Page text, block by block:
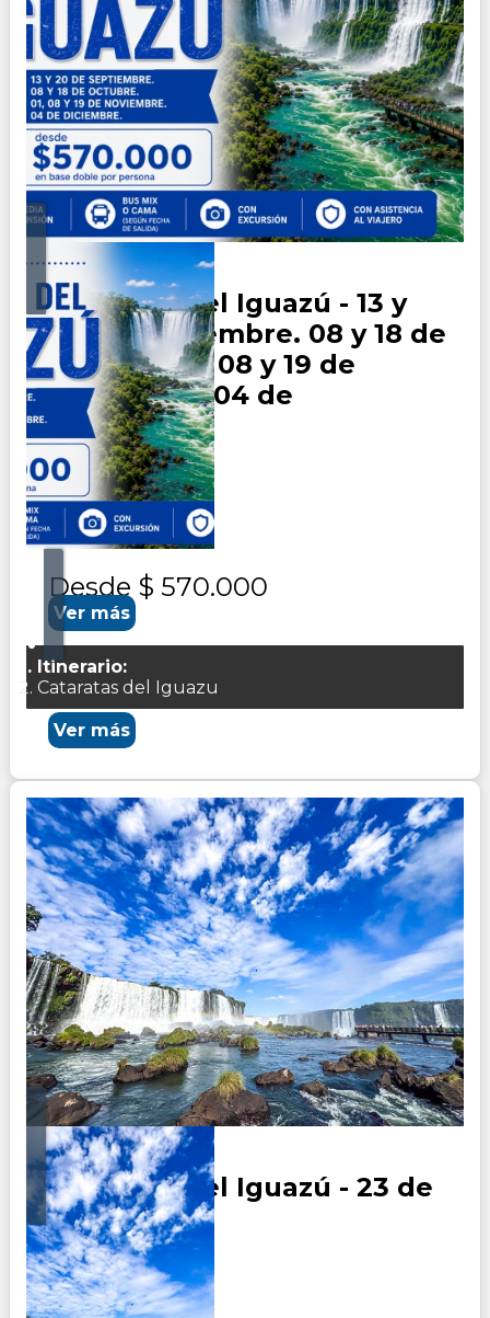
Cataratas del Iguazú - 13 y
20 de Septiembre. 08 y 18 de
Octubre. 01, 08 y 19 de
Noviembre. 04 de
Diciembre.
Duración:
0Días4Noches
Desde $ 570.000
Ver más
Itinerario:
Cataratas del Iguazu
Ver más
Cataratas del Iguazú - 23 de
Agosto
Duración: